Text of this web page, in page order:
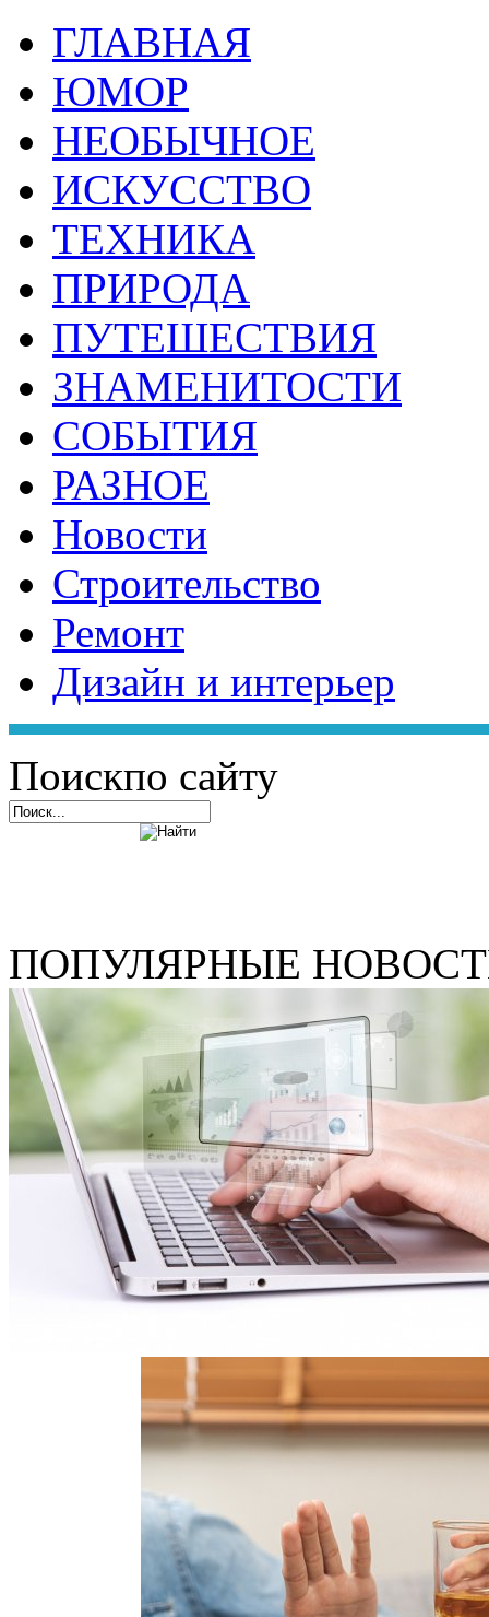
ГЛАВНАЯ
ЮМОР
НЕОБЫЧНОЕ
ИСКУССТВО
ТЕХНИКА
ПРИРОДА
ПУТЕШЕСТВИЯ
ЗНАМЕНИТОСТИ
СОБЫТИЯ
РАЗНОЕ
Новости
Строительство
Ремонт
Дизайн и интерьер
Поискпо сайту
ПОПУЛЯРНЫЕ